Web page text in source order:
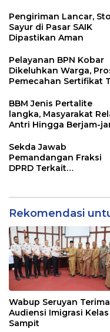
Pengiriman Lancar,
Sayur di Pasar SAIK
Dipastikan Aman
Pelayanan BPN Kobar
Dikeluhkan Warga,
Pemecahan Sertifikat
BBM Jenis Pertalite
langka, Masyarakat
Antri Hingga Berjam-
Sekda Jawab
Pemandangan Fraksi
DPRD Terkait
2024
Rekomendasi
Wabup Seruyan Terima
Audiensi Imigrasi Kelas
Sampit